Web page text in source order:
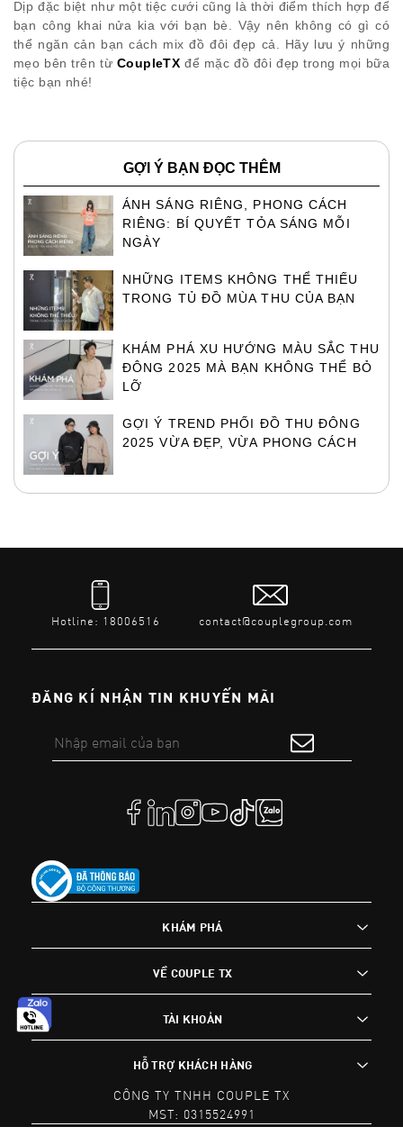
Dịp đặc biệt như một tiệc cưới cũng là thời điểm thích hợp để
bạn công khai nửa kia với bạn bè. Vậy nên không có gì có
thể ngăn cản bạn cách mix đồ đôi đẹp cả. Hãy lưu ý những
mẹo bên trên từ CoupleTX để mặc đồ đôi đẹp trong mọi bữa
tiệc bạn nhé!
GỢI Ý BẠN ĐỌC THÊM
ÁNH SÁNG RIÊNG, PHONG CÁCH
RIÊNG: BÍ QUYẾT TỎA SÁNG MỖI
NGÀY
NHỮNG ITEMS KHÔNG THỂ THIẾU
TRONG TỦ ĐỒ MÙA THU CỦA BẠN
KHÁM PHÁ XU HƯỚNG MÀU SẮC THU
ĐÔNG 2025 MÀ BẠN KHÔNG THỂ BỎ
LỠ
GỢI Ý TREND PHỐI ĐỒ THU ĐÔNG
2025 VỪA ĐẸP, VỪA PHONG CÁCH
Hotline: 18006516 contact@couplegroup.com
ĐĂNG KÍ NHẬN TIN KHUYẾN MÃI
KHÁM PHÁ
VỀ COUPLE TX
TÀI KHOẢN
HỖ TRỢ KHÁCH HÀNG
CÔNG TY TNHH COUPLE TX
MST: 0315524991